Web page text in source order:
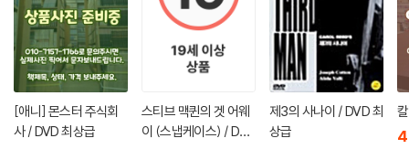
[애니] 몬스터 주식회
사 / DVD 최상급
스티브 맥퀸의 겟 어웨
이 (스냅케이스) / DVD
제3의 사나이 / DVD 최
상급